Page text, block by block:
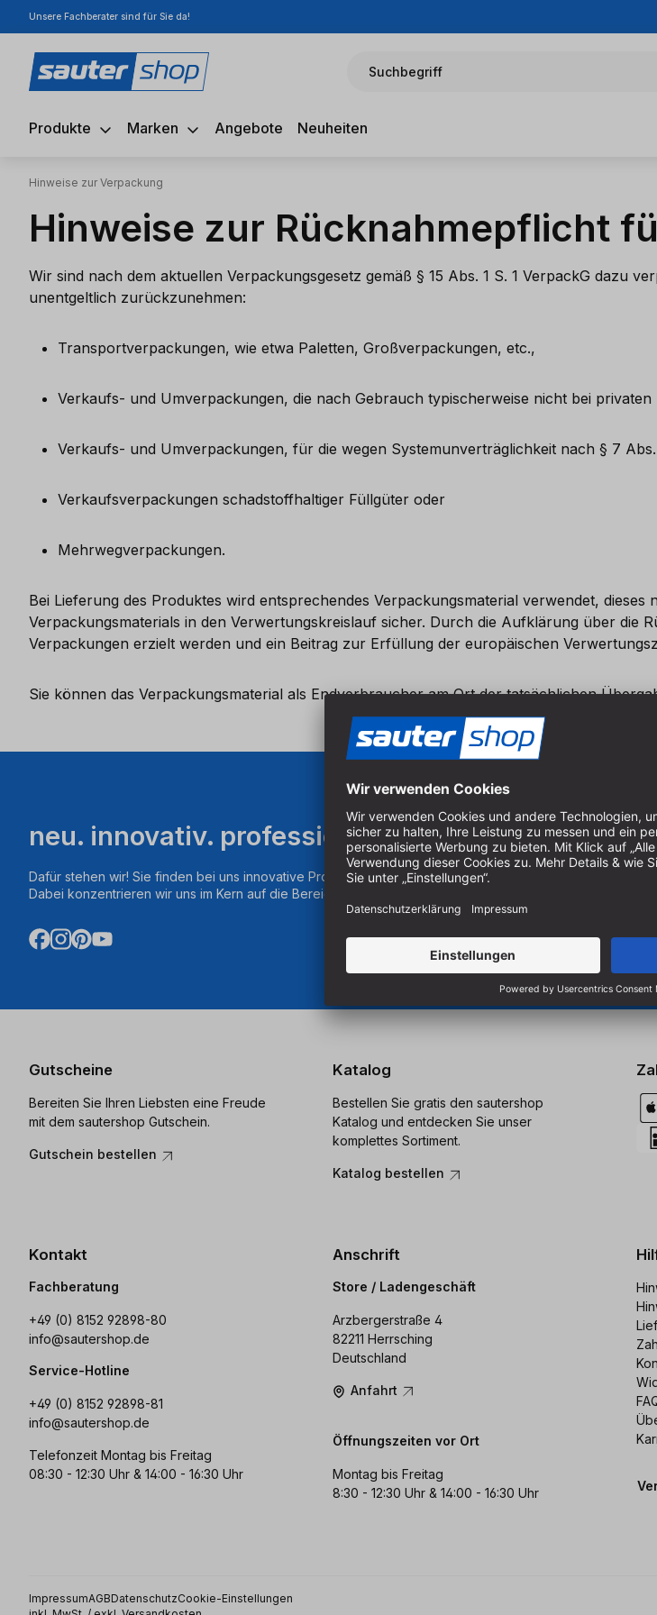
Hauptinhalt springen
Zur Suche springen
Zur Hauptnavigation springen
Unsere Fachberater sind für Sie da!
Suchbegriff
Produkte Marken Angebote Neuheiten
Hinweise zur Verpackung
Hinweise zur Rücknahmepflicht
Wir sind nach dem aktuellen Verpackungsgesetz gemäß § 15 Abs. 1 S. 1 VerpackG dazu
unentgeltlich zurückzunehmen:
Transportverpackungen, wie etwa Paletten, Großverpackungen, etc.,
Verkaufs- und Umverpackungen, die nach Gebrauch typischerweise nicht bei
Verkaufs- und Umverpackungen, für die wegen Systemunverträglichkeit nach § 7
Verkaufsverpackungen schadstoffhaltiger Füllgüter oder
Mehrwegverpackungen.
Bei Lieferung des Produktes wird entsprechendes Verpackungsmaterial verwendet,
Verpackungsmaterials in den Verwertungskreislauf sicher. Durch die Aufklärung über die
Verpackungen erzielt werden und ein Beitrag zur Erfüllung der europäischen
Sie können das Verpackungsmaterial als Endverbraucher am Ort der tatsächlichen
neu. innovativ. professionell.
Dafür stehen wir! Sie finden bei uns innovative Produkte aus der Holzbearbeitung.
Dabei konzentrieren wir uns im Kern auf die Bereiche Fräsen, Sägen und Bohren.
Um
Gutscheine
Bereiten Sie Ihren Liebsten eine Freude
mit dem sautershop Gutschein.
Gutschein bestellen
Katalog
Bestellen Sie gratis den sautershop
Katalog und entdecken Sie unser
komplettes Sortiment.
Katalog bestellen
Kontakt
Fachberatung
+49 (0) 8152 92898-80
info@sautershop.de
Service-Hotline
+49 (0) 8152 92898-81
info@sautershop.de
Telefonzeit Montag bis Freitag
08:30 - 12:30 Uhr & 14:00 - 16:30 Uhr
Anschrift
Store / Ladengeschäft
Arzbergerstraße 4
82211 Herrsching
Deutschland
Anfahrt
Öffnungszeiten vor Ort
Montag bis Freitag
8:30 - 12:30 Uhr & 14:00 - 16:30 Uhr
ImpressumAGBDatenschutzCookie-Einstellungen